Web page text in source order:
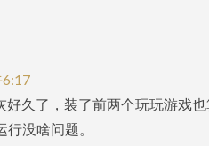
好久了，装了前两个玩玩游戏
没啥问题。